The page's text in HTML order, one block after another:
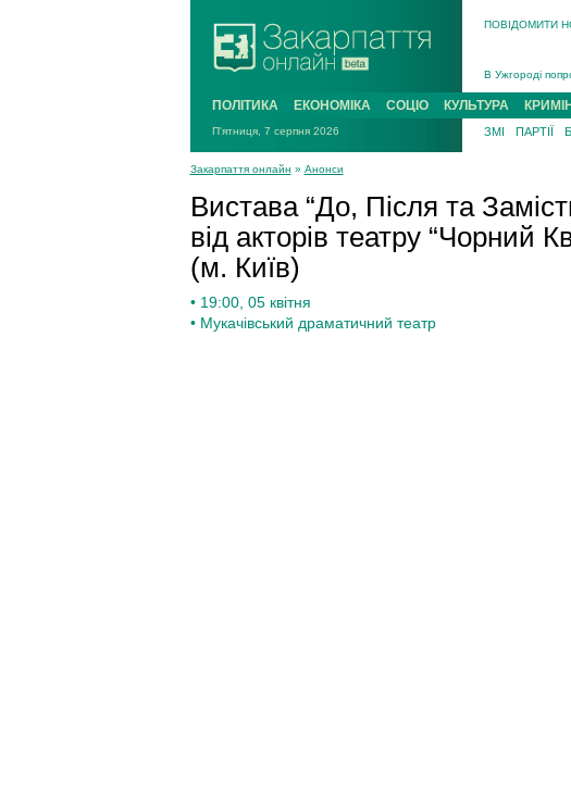
ПОВІДОМИТИ
В Ужгороді
В Ужгороді 5
Підтвердили
На війні з рф
ПОЛІТИКА ЕКОНОМІКА СОЦІО КУЛЬТУРА
П'ятниця, 7 серпня 2026 ЗМІ ПАРТІЇ
Закарпаття онлайн » Анонси
Вистава “До, Після та
від акторів театру “Чорний
(м. Київ)
• 19:00, 05 квітня
• Мукачівський драматичний театр